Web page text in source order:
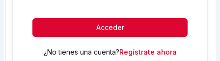
Acceder
¿No tienes una cuenta?Regístrate ahora